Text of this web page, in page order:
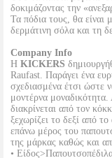
δοκιμάζοντας την
Τα πόδια τους, θα είναι
δερμάτινη σόλα και τη
Company Info
Η KICKERS
Raufast. Παράγει ένα
σχεδιασμένα έτσι ώστε
μοντέρνα μοναδικότητα.
διακρίνεται από τον
ξεχωρίζει το δεξί από
επάνω μέρος του
της μάρκας καθώς και
•